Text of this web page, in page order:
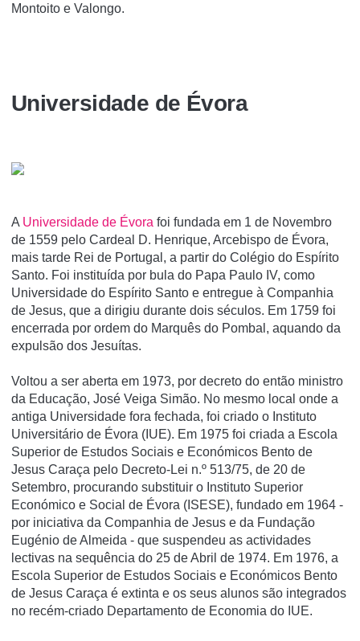
Montoito e Valongo.
Universidade de Évora
A Universidade de Évora foi fundada em 1 de Novembro
de 1559 pelo Cardeal D. Henrique, Arcebispo de Évora,
mais tarde Rei de Portugal, a partir do Colégio do Espí­rito
Santo. Foi instituí­da por bula do Papa Paulo IV, como
Universidade do Espí­rito Santo e entregue à Companhia
de Jesus, que a dirigiu durante dois séculos. Em 1759 foi
encerrada por ordem do Marquês do Pombal, aquando da
expulsão dos Jesuí­tas.
Voltou a ser aberta em 1973, por decreto do então ministro
da Educação, José Veiga Simão. No mesmo local onde a
antiga Universidade fora fechada, foi criado o Instituto
Universitário de Évora (IUE). Em 1975 foi criada a Escola
Superior de Estudos Sociais e Económicos Bento de
Jesus Caraça pelo Decreto-Lei n.º 513/75, de 20 de
Setembro, procurando substituir o Instituto Superior
Económico e Social de Évora (ISESE), fundado em 1964 -
por iniciativa da Companhia de Jesus e da Fundação
Eugénio de Almeida - que suspendeu as actividades
lectivas na sequência do 25 de Abril de 1974. Em 1976, a
Escola Superior de Estudos Sociais e Económicos Bento
de Jesus Caraça é extinta e os seus alunos são integrados
no recém-criado Departamento de Economia do IUE.